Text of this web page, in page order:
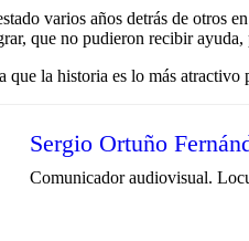
varios años detrás de otros
que no pudieron recibir ayuda,
que la historia es lo más atractivo
Sergio Ortuño
Comunicador audiovisual.